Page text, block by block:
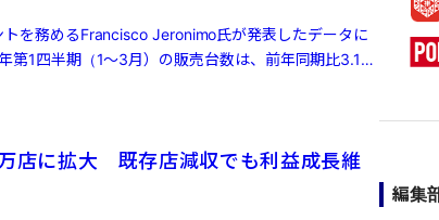
を務めるFrancisco Jeronimo氏が発表したデータに
1四半期（1～3月）の販売台数は、前年同期比3.1%
店に拡大 既存店減収でも利益成長維
編集